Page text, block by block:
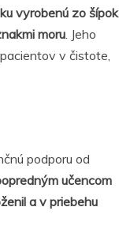
vyrobenú zo šípok
moru. Jeho
v čistote,
podporu od
učencom
a v priebehu